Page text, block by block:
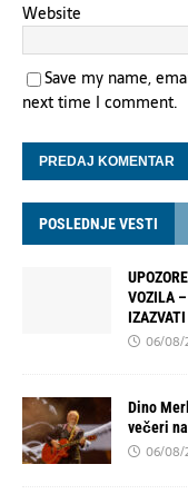
Website
Save my name,
next time I comment.
POSLEDNJE VESTI
VOZILA
06/08/
Dino
večeri
06/08/